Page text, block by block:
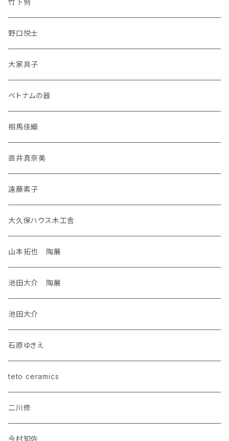
竹下努
野口悦士
大家具子
ベトナムの器
相馬佳織
直井真奈美
遠藤素子
大久保ハウス木工舎
山本拓也 陶展
池田大介 陶展
池田大介
石原ゆきえ
teto ceramics
二川修
今村知佐